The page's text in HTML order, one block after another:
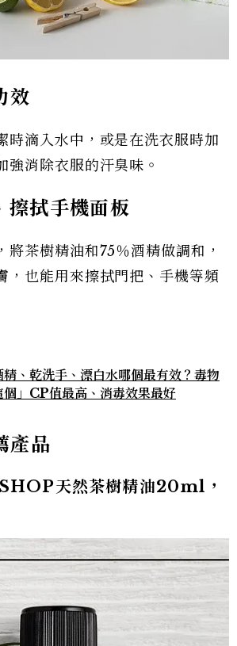
效
時滴入水中，或是在洗衣服時加
強消除衣服的汗臭味。
擦拭手機面板
將茶樹精油和75％酒精做調和，
，也能用來擦拭門把、手機等頻
、乾洗手、漂白水哪個最有效？毒物
個」CP值最高、消毒效果最好
產品
天然茶樹精油20ml，